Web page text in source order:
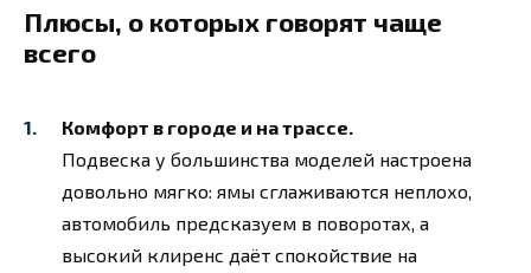
Плюсы, о которых говорят чаще
всего
Комфорт в городе и на трассе.
Подвеска у большинства моделей настроена
довольно мягко: ямы сглаживаются неплохо,
автомобиль предсказуем в поворотах, а
высокий клиренс даёт спокойствие на